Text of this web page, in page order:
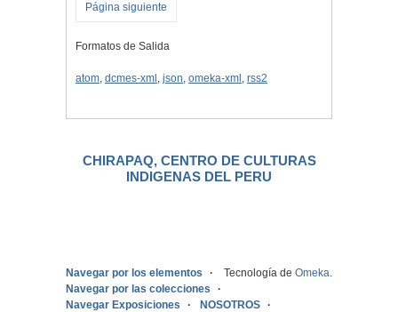
Página siguiente
Formatos de Salida
atom, dcmes-xml , json, omeka-xml , rss2
CHIRAPAQ, CENTRO DE CULTURAS
INDIGENAS DEL PERU
Navegar por los elementos
Navegar por las colecciones
Navegar Exposiciones
NOSOTROS
Tecnología de Omeka.